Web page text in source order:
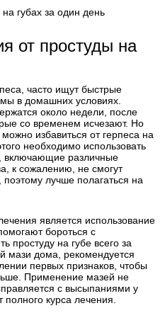
губах за один день
от простуды на
часто ищут быстрые
в домашних условиях.
около недели, после
со временем исчезают. Но
избавиться от герпеса на
необходимо использовать
включающие различные
к сожалению, не смогут
поэтому лучше полагаться на
является использование
бороться с
простуду на губе всего за
мази дома, рекомендуется
первых признаков, чтобы
Применение мазей не
с высыпаниями у
курса лечения.